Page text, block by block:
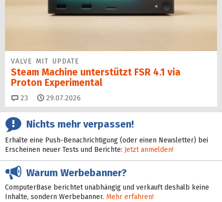
VALVE MIT UPDATE
Steam Machine unterstützt FSR 4.1 via
Proton Experimental
23 Kommentare
29.07.2026
Nichts mehr verpassen!
Erhalte eine Push-Benachrichtigung (oder einen Newsletter) bei
Erscheinen neuer Tests und Berichte: Jetzt anmelden!
Warum Werbebanner?
ComputerBase berichtet unabhängig und verkauft deshalb keine
Inhalte, sondern Werbebanner. Mehr erfahren!